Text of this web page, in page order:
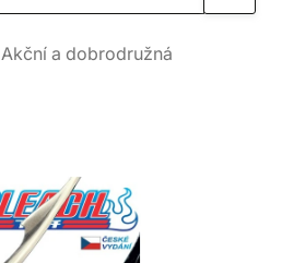
Akční a dobrodružná